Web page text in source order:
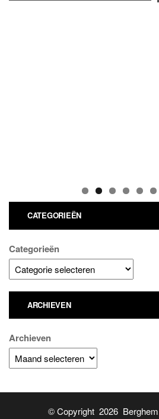
CATEGORIEËN
Categorieën
ARCHIEVEN
Archieven
© Copyright 2026